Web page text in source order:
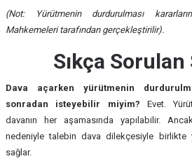
(Not: Yürütmenin durdurulması
Mahkemeleri tarafından gerçekleştirilir).
Sıkça
Dava açarken yürütmenin
sonradan isteyebilir miyim? Evet.
davanın her aşamasında yapılabilir.
nedeniyle talebin dava dilekçesiyle birlikte
sağlar.